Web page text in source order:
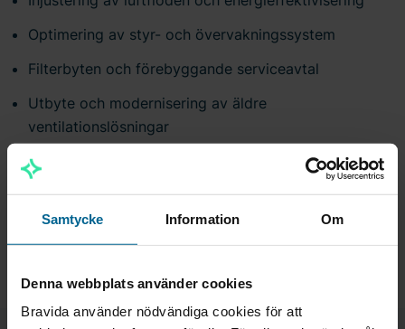
Samtycke Information Om
Denna webbplats använder cookies
Bravida använder nödvändiga cookies för att
Optimering av styr- och övervakningssystem
Filterbyten och förebyggande serviceavtal
Utbyte och modernisering av äldre
ventilationslösningar
Få hjälp med din ventilationslösning, kontakta oss